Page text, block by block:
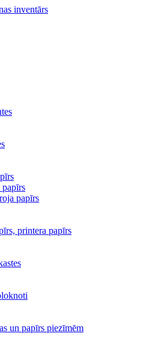
inventārs
papīrs
printera papīrs
un papīrs piezīmēm